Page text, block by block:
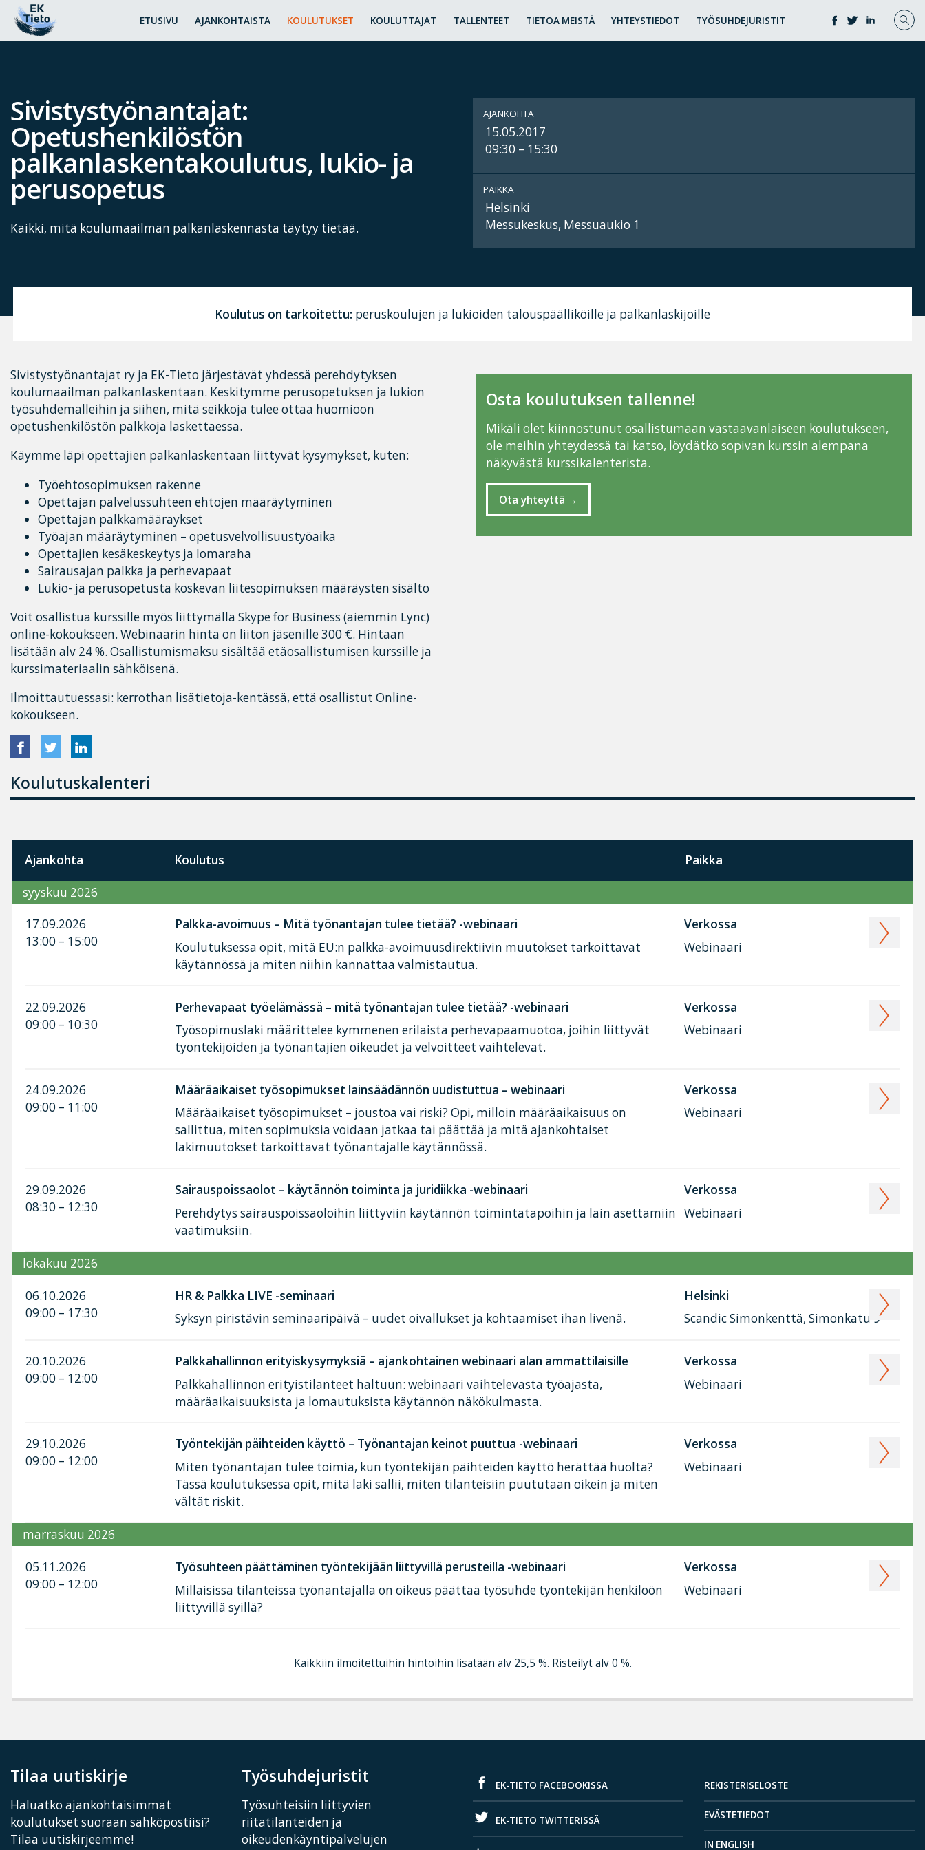
ETUSIVU AJANKOHTAISTA KOULUTUKSET KOULUTTAJAT TALLENTEET TIETOA MEISTÄ YHTEYSTIEDOT TYÖSUHDEJURISTIT
Sivistystyönantajat:
Opetushenkilöstön
palkanlaskentakoulutus, lukio- ja
perusopetus
Kaikki, mitä koulumaailman palkanlaskennasta täytyy tietää.
AJANKOHTA
15.05.2017
09:30 – 15:30
PAIKKA
Helsinki
Messukeskus, Messuaukio 1
Koulutus on tarkoitettu: peruskoulujen ja lukioiden talouspäälliköille ja palkanlaskijoille
Sivistystyönantajat ry ja EK-Tieto järjestävät yhdessä perehdytyksen
koulumaailman palkanlaskentaan. Keskitymme perusopetuksen ja lukion
työsuhdemalleihin ja siihen, mitä seikkoja tulee ottaa huomioon
opetushenkilöstön palkkoja laskettaessa.
Käymme läpi opettajien palkanlaskentaan liittyvät kysymykset, kuten:
Työehtosopimuksen rakenne
Opettajan palvelussuhteen ehtojen määräytyminen
Opettajan palkkamääräykset
Työajan määräytyminen – opetusvelvollisuustyöaika
Opettajien kesäkeskeytys ja lomaraha
Sairausajan palkka ja perhevapaat
Lukio- ja perusopetusta koskevan liitesopimuksen määräysten sisältö
Voit osallistua kurssille myös liittymällä Skype for Business (aiemmin Lync)
online-kokoukseen. Webinaarin hinta on liiton jäsenille 300 €. Hintaan
lisätään alv 24 %. Osallistumismaksu sisältää etäosallistumisen kurssille ja
kurssimateriaalin sähköisenä.
Ilmoittautuessasi: kerrothan lisätietoja-kentässä, että osallistut Online-
kokoukseen.
Osta koulutuksen tallenne!
Mikäli olet kiinnostunut osallistumaan vastaavanlaiseen koulutukseen,
ole meihin yhteydessä tai katso, löydätkö sopivan kurssin alempana
näkyvästä kurssikalenterista.
Ota yhteyttä
Koulutuskalenteri
Ajankohta Koulutus Paikka
syyskuu 2026
17.09.2026
13:00 – 15:00
Palkka-avoimuus – Mitä työnantajan tulee tietää? -webinaari
Koulutuksessa opit, mitä EU:n palkka-avoimuusdirektiivin muutokset tarkoittavat
käytännössä ja miten niihin kannattaa valmistautua.
Verkossa
Webinaari
22.09.2026
09:00 – 10:30
Perhevapaat työelämässä – mitä työnantajan tulee tietää? -webinaari
Työsopimuslaki määrittelee kymmenen erilaista perhevapaamuotoa, joihin liittyvät
työntekijöiden ja työnantajien oikeudet ja velvoitteet vaihtelevat.
Verkossa
Webinaari
24.09.2026
09:00 – 11:00
Määräaikaiset työsopimukset lainsäädännön uudistuttua – webinaari
Määräaikaiset työsopimukset – joustoa vai riski? Opi, milloin määräaikaisuus on
sallittua, miten sopimuksia voidaan jatkaa tai päättää ja mitä ajankohtaiset
lakimuutokset tarkoittavat työnantajalle käytännössä.
Verkossa
Webinaari
29.09.2026
08:30 – 12:30
Sairauspoissaolot – käytännön toiminta ja juridiikka -webinaari
Perehdytys sairauspoissaoloihin liittyviin käytännön toimintatapoihin ja lain asettamiin
vaatimuksiin.
Verkossa
Webinaari
lokakuu 2026
06.10.2026
09:00 – 17:30
HR & Palkka LIVE -seminaari
Syksyn piristävin seminaaripäivä – uudet oivallukset ja kohtaamiset ihan livenä.
Helsinki
Scandic Simonkenttä, Simonkatu 9
20.10.2026
09:00 – 12:00
Palkkahallinnon erityiskysymyksiä – ajankohtainen webinaari alan ammattilaisille
Palkkahallinnon erityistilanteet haltuun: webinaari vaihtelevasta työajasta,
määräaikaisuuksista ja lomautuksista käytännön näkökulmasta.
Verkossa
Webinaari
29.10.2026
09:00 – 12:00
Työntekijän päihteiden käyttö – Työnantajan keinot puuttua -webinaari
Miten työnantajan tulee toimia, kun työntekijän päihteiden käyttö herättää huolta?
Tässä koulutuksessa opit, mitä laki sallii, miten tilanteisiin puututaan oikein ja miten
vältät riskit.
Verkossa
Webinaari
marraskuu 2026
05.11.2026
09:00 – 12:00
Työsuhteen päättäminen työntekijään liittyvillä perusteilla -webinaari
Millaisissa tilanteissa työnantajalla on oikeus päättää työsuhde työntekijän henkilöön
liittyvillä syillä?
Verkossa
Webinaari
Kaikkiin ilmoitettuihin hintoihin lisätään alv 25,5 %. Risteilyt alv 0 %.
Tilaa uutiskirje
Haluatko ajankohtaisimmat
koulutukset suoraan sähköpostiisi?
Tilaa uutiskirjeemme!
Työsuhdejuristit
Työsuhteisiin liittyvien
riitatilanteiden ja
oikeudenkäyntipalvelujen
EK-TIETO FACEBOOKISSA
EK-TIETO TWITTERISSÄ
REKISTERISELOSTE
EVÄSTETIEDOT
IN ENGLISH